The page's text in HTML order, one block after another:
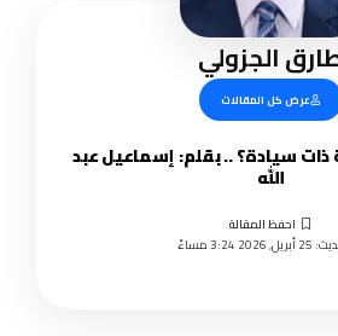
الجزولي
عرض كل المقالات
سيادة؟ .. بقلم: إسماعيل عبد
الله
3:24 مساءً